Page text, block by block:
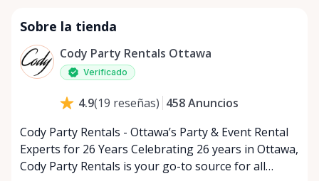
Miércoles
Jueves
9:00 a. m. - 5:00 p. m.
Viernes
Domingo
Sobre la tienda
Cody Party Rentals Ottawa
Verificado
4.9(19 reseñas) 458Anuncios
Cody Party Rentals - Ottawa’s Party & Event Rental
Experts for 26 Years Celebrating 26 years in Ottawa,
Cody Party Rentals is your go-to source for all